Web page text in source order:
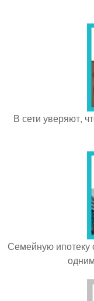
В сети уверяют,
Семейную ипотеку